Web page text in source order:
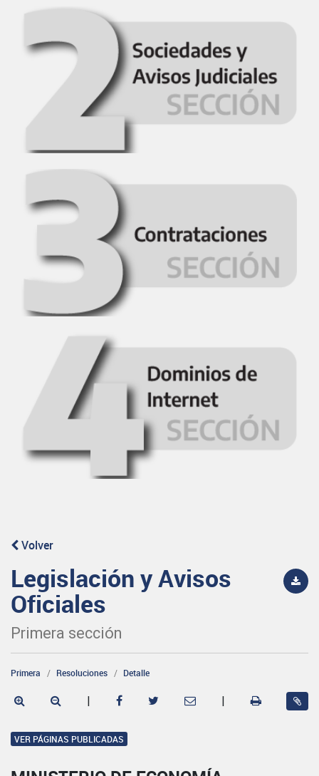
Volver
Legislación y Avisos
Oficiales
Primera sección
Primera Resoluciones Detalle
| |
VER PÁGINAS PUBLICADAS